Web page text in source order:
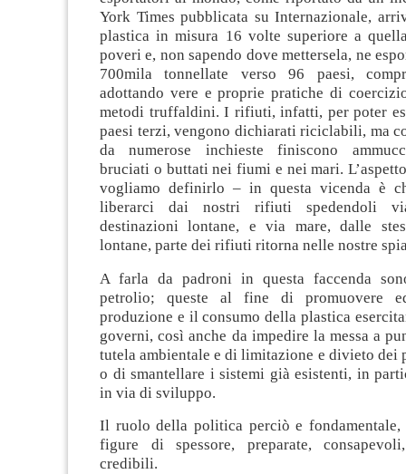
York Times pubblicata su Internazionale,
plastica in misura 16 volte superiore a
poveri e, non sapendo dove mettersela, ne
700mila tonnellate verso 96 paesi,
adottando vere e proprie pratiche di
metodi truffaldini. I rifiuti, infatti, per poter
paesi terzi, vengono dichiarati riciclabili, ma
da numerose inchieste finiscono
bruciati o buttati nei fiumi e nei mari.
vogliamo definirlo – in questa vicenda è
liberarci dai nostri rifiuti spedendoli
destinazioni lontane, e via mare, dalle
lontane, parte dei rifiuti ritorna nelle nostre
A farla da padroni in questa faccenda
petrolio; queste al fine di promuovere
produzione e il consumo della plastica
governi, così anche da impedire la messa a
tutela ambientale e di limitazione e divieto dei
o di smantellare i sistemi già esistenti, in
in via di sviluppo.
Il ruolo della politica perciò e
figure di spessore, preparate,
credibili.